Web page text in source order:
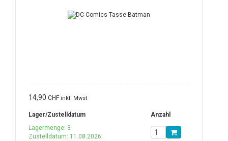
14,90 CHF inkl. Mwst
Lager/Zustelldatum
Anzahl
Lagermenge: 3
Zustelldatum: 11.08.2026